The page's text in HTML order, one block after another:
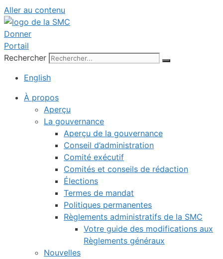
Aller au contenu
Donner
Portail
Rechercher
English
À propos
Aperçu
La gouvernance
Aperçu de la gouvernance
Conseil d’administration
Comité exécutif
Comités et conseils de rédaction
Élections
Termes de mandat
Politiques permanentes
Règlements administratifs de la SMC
Votre guide des modifications aux
Règlements généraux
Nouvelles